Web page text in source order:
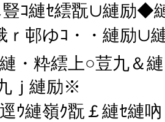
豎ｺ縺ｾ繧翫∪縺励◆
ｒ邨ゆｺ・・縺励∪
・粋繧上○荳九＆
ｊ縺励※
ｳ縺嶺ｸ翫￡縺ｾ縺吶